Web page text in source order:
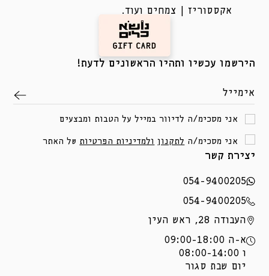
יצירת קשר
054-9400205
054-9400205
העבודה 28, ראש העין
א-ה 09:00-18:00
ו 08:00-14:00
יום שבת סגור
אקססוריז | צמחים ועוד.
הירשמו עכשיו ותהיו הראשונים לדעת!
אימייל
אני מסכימ/ה לדיוור במייל על הטבות ומבצעים
אני מסכימ/ה לתקנון ולמדיניות הפרטיות של האתר